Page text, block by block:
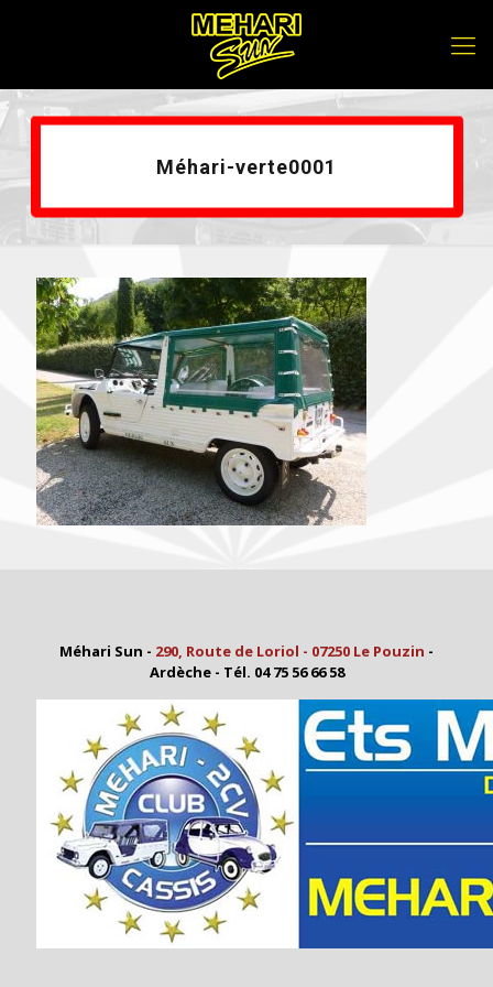
Méhari-verte0001
Méhari Sun - 290, Route de Loriol - 07250 Le Pouzin -
Ardèche - Tél. 04 75 56 66 58